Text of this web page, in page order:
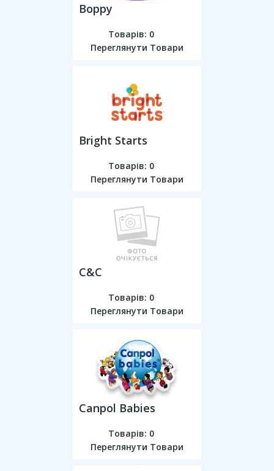
Boppy
Товарів: 0
Переглянути Товари
Bright Starts
Товарів: 0
Переглянути Товари
C&C
Товарів: 0
Переглянути Товари
Canpol Babies
Товарів: 0
Переглянути Товари